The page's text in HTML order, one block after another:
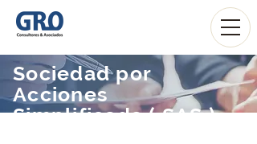
Sociedad por
Acciones
Simplificada ( SAS )